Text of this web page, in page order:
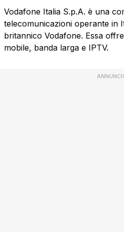
Vodafone Italia S.p.A. è una
telecomunicazioni operante in
britannico Vodafone. Essa
mobile, banda larga e IPTV.